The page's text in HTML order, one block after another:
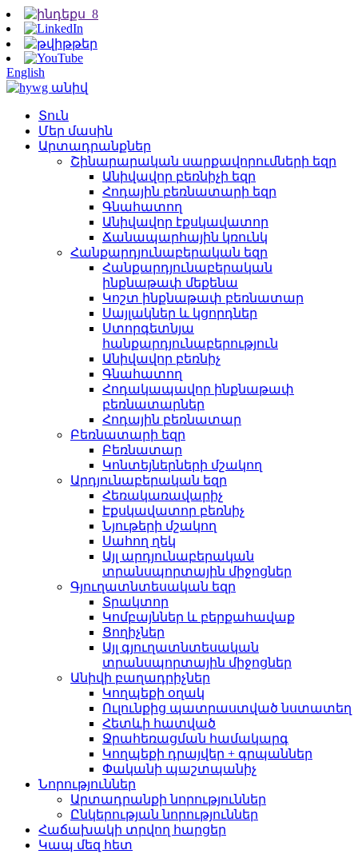
English
Տուն
Մեր մասին
Արտադրանքներ
Շինարարական սարքավորումների եզր
Անիվավոր բեռնիչի եզր
Հոդային բեռնատարի եզր
Գնահատող
Անիվավոր էքսկավատոր
Ճանապարհային կռունկ
Հանքարդյունաբերական եզր
Հանքարդյունաբերական
ինքնաթափ մեքենա
Կոշտ ինքնաթափ բեռնատար
Սայլակներ և կցորդներ
Ստորգետնյա
հանքարդյունաբերություն
Անիվավոր բեռնիչ
Գնահատող
Հոդակապավոր ինքնաթափ
բեռնատարներ
Հոդային բեռնատար
Բեռնատարի եզր
Բեռնատար
Կոնտեյներների մշակող
Արդյունաբերական եզր
Հեռակառավարիչ
Էքսկավատոր բեռնիչ
Նյութերի մշակող
Սահող ղեկ
Այլ արդյունաբերական
տրանսպորտային միջոցներ
Գյուղատնտեսական եզր
Տրակտոր
Կոմբայններ և բերքահավաք
Ցողիչներ
Այլ գյուղատնտեսական
տրանսպորտային միջոցներ
Անիվի բաղադրիչներ
Կողպեքի օղակ
Ուլունքից պատրաստված նստատեղ
Հետևի հատված
Ջրահեռացման համակարգ
Կողպեքի դրայվեր + գրպաններ
Փականի պաշտպանիչ
Նորություններ
Արտադրանքի նորություններ
Ընկերության նորություններ
Հաճախակի տրվող հարցեր
Կապ մեզ հետ